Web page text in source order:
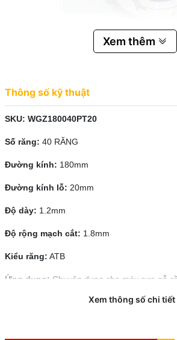
gỗ được đánh giá cao về chất lượng trên
tâm và yêu thích của người tiêu dùng.
Xem thêm
Thông số kỹ thuật
SKU: WGZ180040PT20
Số răng: 40 RĂNG
Đường kính: 180mm
Đường kính lỗ: 20mm
Độ dày: 1.2mm
Độ rộng mạch cắt: 1.8mm
Kiểu răng: ATB
Ứng dụng: Chuyên dụng cho máy cưa gỗ
Xem thông số chi tiết